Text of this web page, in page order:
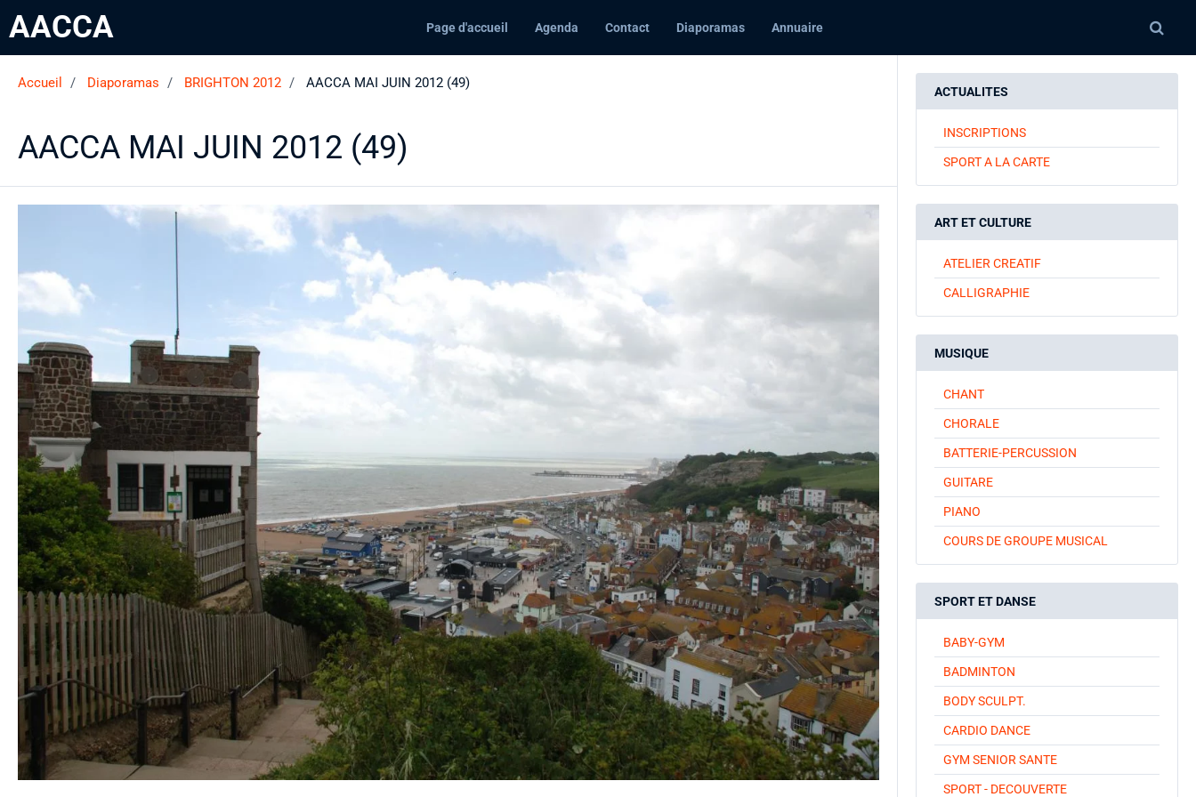
AACCA Page d'accueil Agenda Contact Diaporamas Annuaire
Accueil Diaporamas BRIGHTON 2012 AACCA MAI JUIN 2012 (49)
AACCA MAI JUIN 2012 (49)
ACTUALITES
INSCRIPTIONS
SPORT A LA CARTE
ART ET CULTURE
ATELIER CREATIF
CALLIGRAPHIE
MUSIQUE
CHANT
CHORALE
BATTERIE-PERCUSSION
GUITARE
PIANO
COURS DE GROUPE MUSICAL
SPORT ET DANSE
BABY-GYM
BADMINTON
BODY SCULPT.
CARDIO DANCE
GYM SENIOR SANTE
SPORT - DECOUVERTE